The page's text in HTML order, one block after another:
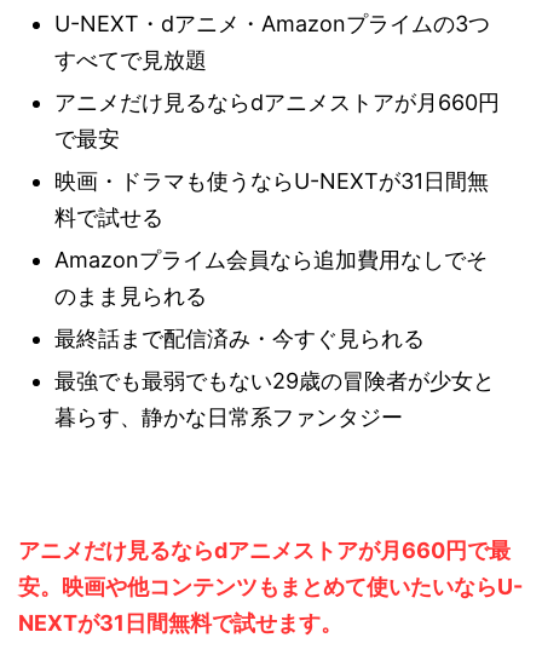
U-NEXT・dアニメ・Amazonプライムの3つ
すべてで見放題
アニメだけ見るならdアニメストアが月660円
で最安
映画・ドラマも使うならU-NEXTが31日間無
料で試せる
Amazonプライム会員なら追加費用なしでそ
のまま見られる
最終話まで配信済み・今すぐ見られる
最強でも最弱でもない29歳の冒険者が少女と
暮らす、静かな日常系ファンタジー
アニメだけ見るならdアニメストアが月660円で最
安。映画や他コンテンツもまとめて使いたいならU-
NEXTが31日間無料で試せます。